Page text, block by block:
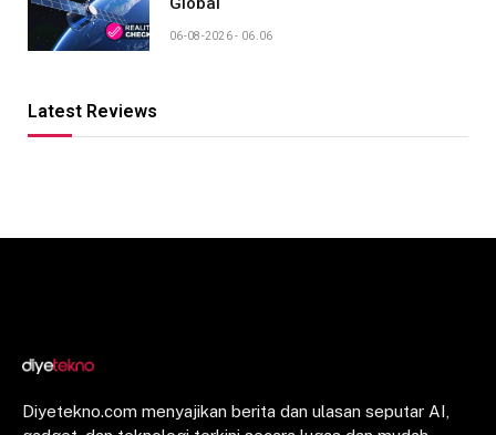
06-08-2026 - 06.06
Latest Reviews
Diyetekno.com menyajikan berita dan ulasan seputar AI,